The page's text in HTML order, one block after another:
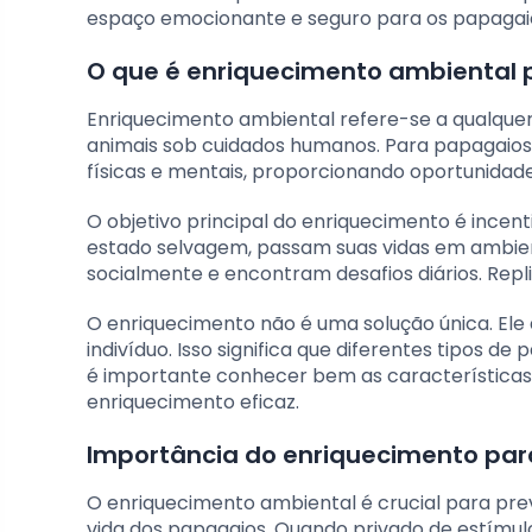
espaço emocionante e seguro para os
O que é enriquecimento ambiental
Enriquecimento ambiental refere-se a
animais sob cuidados humanos. Para
físicas e mentais, proporcionando
O objetivo principal do enriquecimento é
estado selvagem, passam suas vidas em
socialmente e encontram desafios diários.
O enriquecimento não é uma solução única.
indivíduo. Isso significa que diferentes tipos
é importante conhecer bem as
enriquecimento eficaz.
Importância do enriquecimento
O enriquecimento ambiental é crucial para